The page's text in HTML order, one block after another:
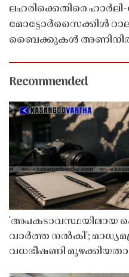
ലഹരിക്കെതിരെ
മോട്ടോർസൈക്കിൾ
ബൈക്കുകൾ
Recommended
'അപകടാവസ്ഥയിലായ
വാർത്ത നൽകി';
വധഭീഷണി